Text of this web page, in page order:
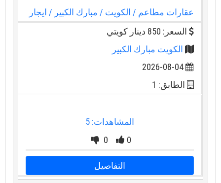
عقارات مطاعم/ الكويت/ مبارك الكبير / ايجار
السعر: 850 دينار كويتي
الكويت مبارك الكبير
2026-08-04
الطابق: 1
المشاهدات: 5
0
0
التفاصيل